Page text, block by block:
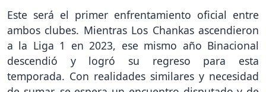
Este será el primer enfrentamiento oficial entre
ambos clubes. Mientras Los Chankas ascendieron
a la Liga 1 en 2023, ese mismo año Binacional
descendió y logró su regreso para esta
temporada. Con realidades similares y necesidad